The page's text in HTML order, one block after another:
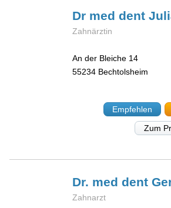
Dr med dent
Zahnärztin
An der Bleiche 14
55234 Bechtolsheim
Empfehlen
Zum
Dr. med dent
Zahnarzt